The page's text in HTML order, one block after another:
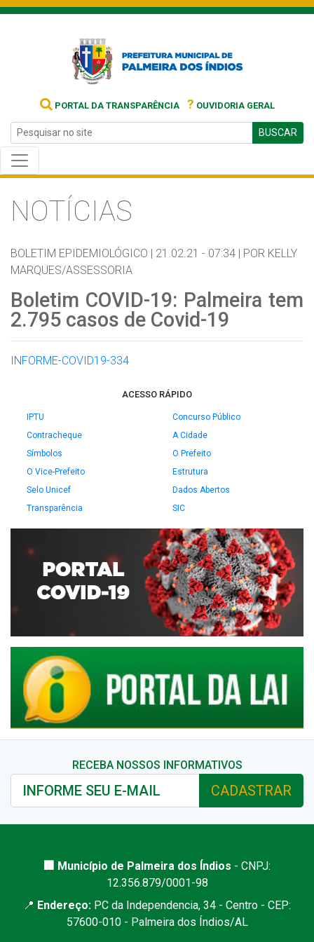
PORTAL DA TRANSPARÊNCIA ? OUVIDORIA GERAL
BUSCAR
NOTÍCIAS
BOLETIM EPIDEMIOLÓGICO | 21.02.21 - 07:34 | POR KELLY
MARQUES/ASSESSORIA
Boletim COVID-19: Palmeira tem
2.795 casos de Covid-19
INFORME-COVID19-334
ACESSO RÁPIDO
IPTU
Concurso Público
Contracheque
A Cidade
Símbolos
O Prefeito
O Vice-Prefeito
Estrutura
Selo Unicef
Dados Abertos
Transparência
SIC
RECEBA NOSSOS INFORMATIVOS
CADASTRAR
🏢 Município de Palmeira dos Índios - CNPJ:
12.356.879/0001-98
📍 Endereço: PC da Independencia, 34 - Centro - CEP:
57600-010 - Palmeira dos Índios/AL